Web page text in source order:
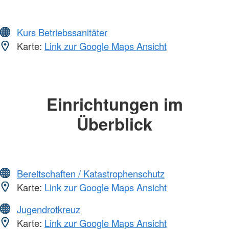
Kurs Betriebssanitäter
Karte: Link zur Google Maps Ansicht
Einrichtungen im
Überblick
Bereitschaften / Katastrophenschutz
Karte: Link zur Google Maps Ansicht
Jugendrotkreuz
Karte: Link zur Google Maps Ansicht